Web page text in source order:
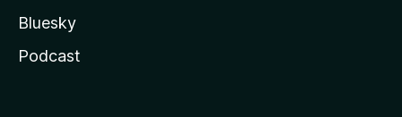
Bluesky
Podcast